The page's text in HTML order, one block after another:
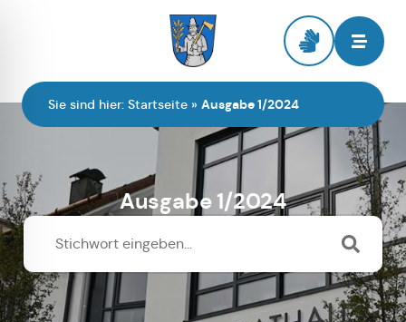
Sie sind hier: Startseite » Ausgabe 1/2024
Ausgabe 1/2024